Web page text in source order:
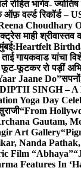
भार्गव- ज्योतिष
वर्ल्ड रिकॉर्ड –
Choudhary
माही श्रीवास्तव का
Heartfelt
ताई गायकवाड यांचा
फूटकर रो पड़ीं
Jaane Do”
SINGH – A
Yoga Day
“From
Gautam,
Art Gallery
Nanda
Film “Abhaya”
Features In